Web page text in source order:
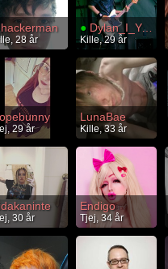
28 år
● Dylan_I_Youngblood
Kille, 29 år
29 år
LunaBae
Kille, 33 år
30 år
Endigo
Tjej, 34 år